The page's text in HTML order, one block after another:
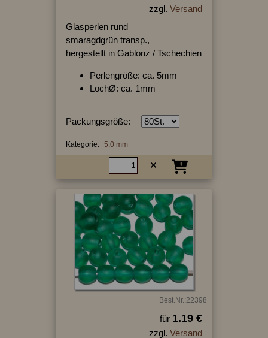
zzgl. Versand
Glasperlen rund
smaragdgrün transp.,
hergestellt in Gablonz / Tschechien
Perlengröße: ca. 5mm
LochØ: ca. 1mm
Packungsgröße:
Kategorie: 5,0 mm
Best.Nr.:22398
für 1.19 €
zzgl. Versand